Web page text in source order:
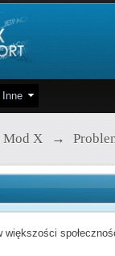
Inne
X →
większości